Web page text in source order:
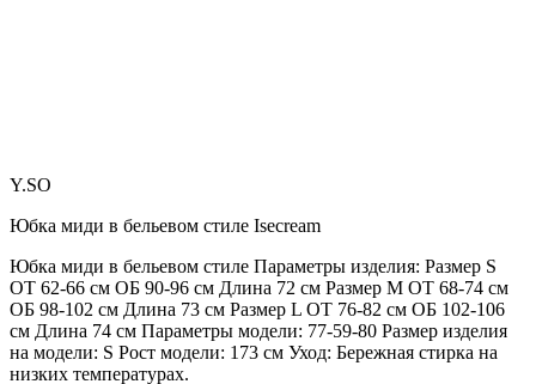
Y.SO
Юбка миди в бельевом стиле Isecream
Юбка миди в бельевом стиле Параметры изделия: Размер S
ОТ 62-66 см ОБ 90-96 см Длина 72 см Размер М ОТ 68-74 см
ОБ 98-102 см Длина 73 см Размер L ОТ 76-82 см ОБ 102-106
см Длина 74 см Параметры модели: 77-59-80 Размер изделия
на модели: S Рост модели: 173 см Уход: Бережная стирка на
низких температурах.